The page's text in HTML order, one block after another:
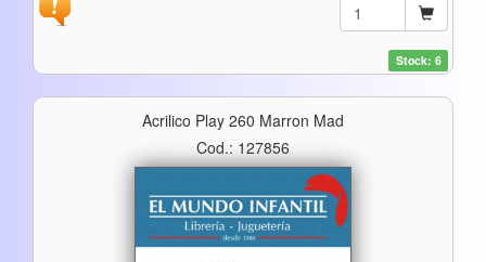
Stock: 6
Acrilico Play 260 Marron Mad
Cod.: 127856